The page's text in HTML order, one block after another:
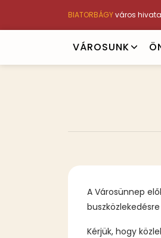
BIATORBÁGYváros
Main
VÁROSUNK
A Városünnep
Kérjük, hogy